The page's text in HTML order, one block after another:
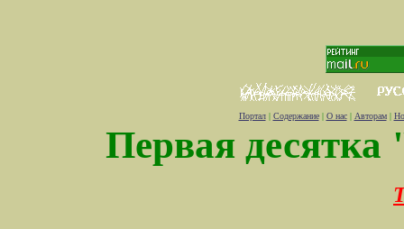
Портал| Содержание| О нас| Авторам|
Первая десятка